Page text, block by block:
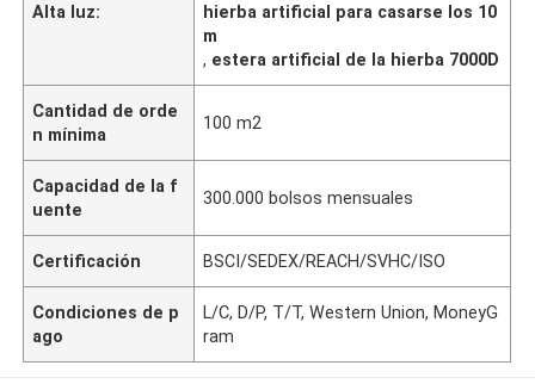
Alta luz:
hierba artificial para casarse los 10
m
, estera artificial de la hierba 7000D
Cantidad de orde
n mínima
100 m2
Capacidad de la f
uente
300.000 bolsos mensuales
Certificación BSCI/SEDEX/REACH/SVHC/ISO
Condiciones de p
ago
L/C, D/P, T/T, Western Union, MoneyG
ram